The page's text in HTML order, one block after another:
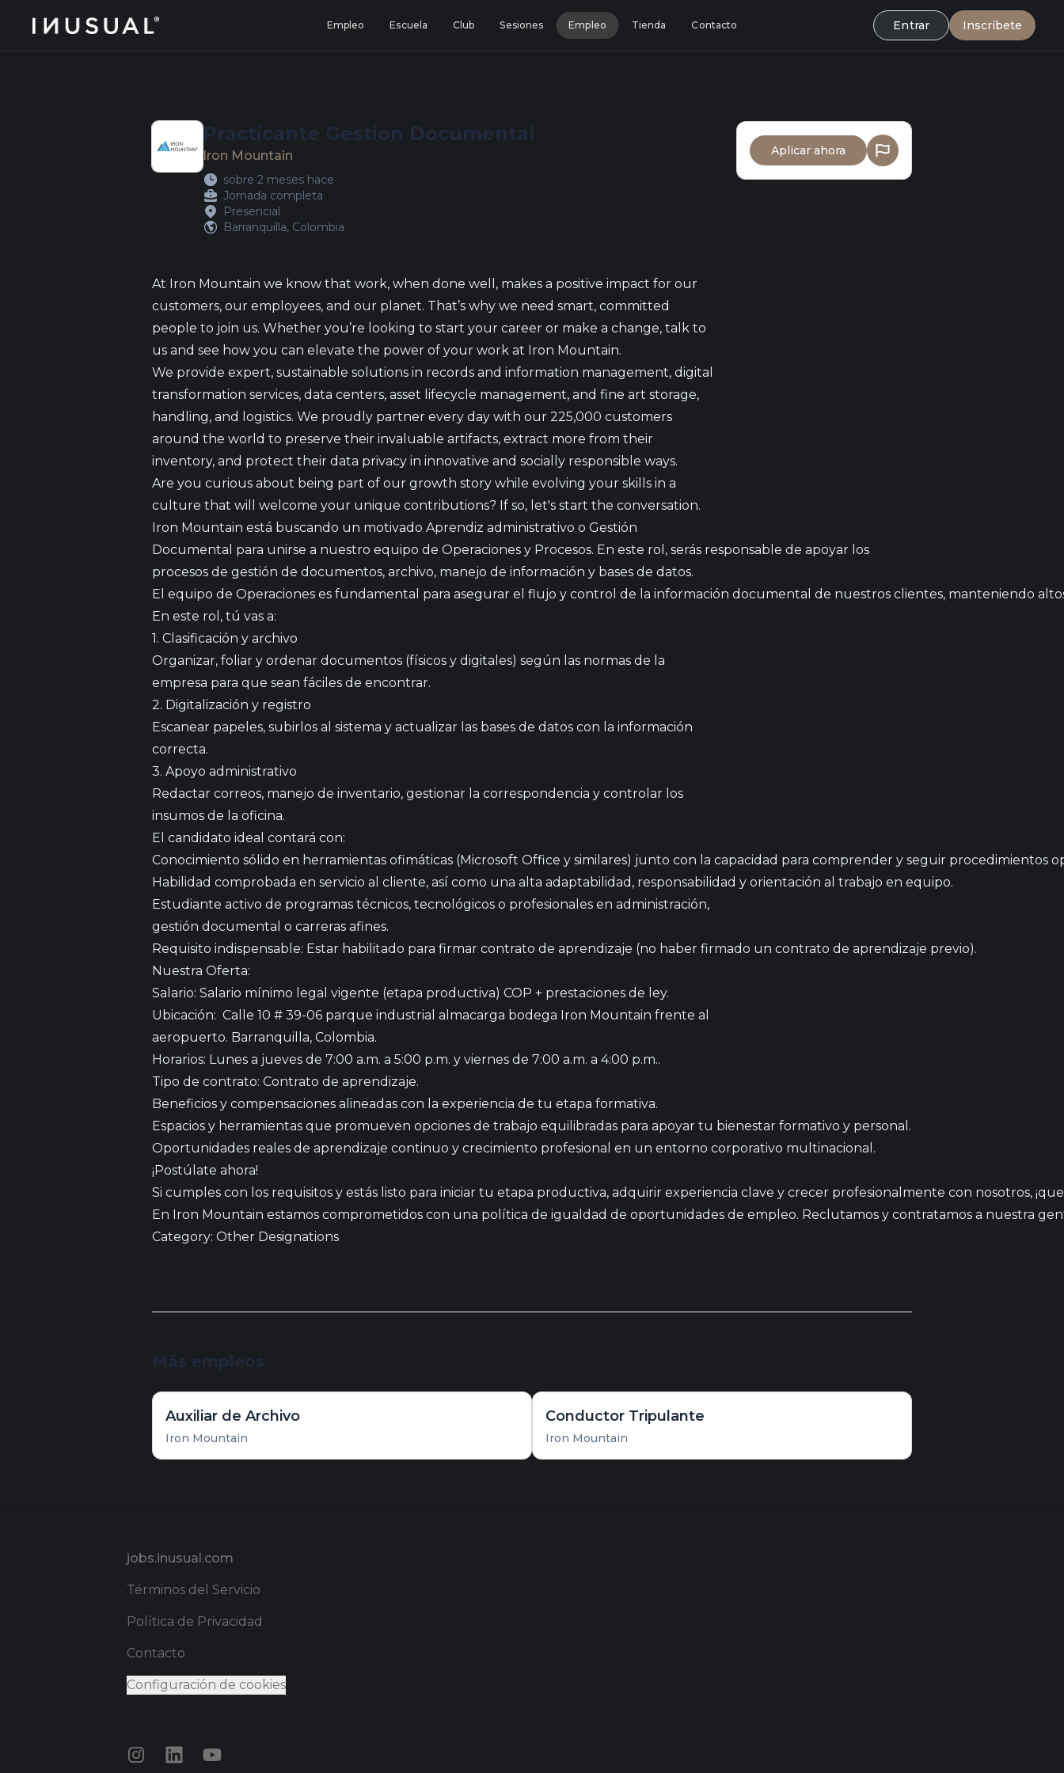
jobs.inusual.com Empleo Escuela Club Sesiones Empleo Tienda Contacto Entrar Inscríbete
Practicante Gestion Documental
Iron Mountain
sobre 2 meses hace
Jornada completa
Presencial
Barranquilla, Colombia
At Iron Mountain we know that work, when done well, makes a positive impact for our
customers, our employees, and our planet. That’s why we need smart, committed
people to join us. Whether you’re looking to start your career or make a change, talk to
us and see how you can elevate the power of your work at Iron Mountain.
We provide expert, sustainable solutions in records and information management, digital
transformation services, data centers, asset lifecycle management, and fine art storage,
handling, and logistics. We proudly partner every day with our 225,000 customers
around the world to preserve their invaluable artifacts, extract more from their
inventory, and protect their data privacy in innovative and socially responsible ways.
Are you curious about being part of our growth stor​y while evolving your skills in a
culture that will welcome your unique contributions? If so, let's start the conversation.
Iron Mountain está buscando un motivado Aprendiz administrativo o Gestión
Documental para unirse a nuestro equipo de Operaciones y Procesos. En este rol, serás responsable de apoyar los
procesos de gestión de documentos, archivo, manejo de información y bases de datos.
El equipo de Operaciones es fundamental para asegurar el flujo y control de la información documental de nuestros clientes, manteniendo
En este rol, tú vas a:
1. Clasificación y archivo
Organizar, foliar y ordenar documentos (físicos y digitales) según las normas de la
empresa para que sean fáciles de encontrar.
2. Digitalización y registro
Escanear papeles, subirlos al sistema y actualizar las bases de datos con la información
correcta.
3. Apoyo administrativo
Redactar correos, manejo de inventario, gestionar la correspondencia y controlar los
insumos de la oficina.
El candidato ideal contará con:
Conocimiento sólido en herramientas ofimáticas (Microsoft Office y similares) junto con la capacidad para comprender y seguir procedimientos
Habilidad comprobada en servicio al cliente, así como una alta adaptabilidad, responsabilidad y orientación al trabajo en equipo.
Estudiante activo de programas técnicos, tecnológicos o profesionales en administración,
gestión documental o carreras afines.
Requisito indispensable: Estar habilitado para firmar contrato de aprendizaje (no haber firmado un contrato de aprendizaje previo).
Nuestra Oferta:
Salario: Salario mínimo legal vigente (etapa productiva) COP + prestaciones de ley.
Ubicación: Calle 10 # 39-06 parque industrial almacarga bodega Iron Mountain frente al
aeropuerto. Barranquilla, Colombia.
Horarios: Lunes a jueves de 7:00 a.m. a 5:00 p.m. y viernes de 7:00 a.m. a 4:00 p.m..
Tipo de contrato: Contrato de aprendizaje.
Beneficios y compensaciones alineadas con la experiencia de tu etapa formativa.
Espacios y herramientas que promueven opciones de trabajo equilibradas para apoyar tu bienestar formativo y personal.
Oportunidades reales de aprendizaje continuo y crecimiento profesional en un entorno corporativo multinacional.
¡Postúlate ahora!
Si cumples con los requisitos y estás listo para iniciar tu etapa productiva, adquirir experiencia clave y crecer profesionalmente con nosotros,
En Iron Mountain estamos comprometidos con una política de igualdad de oportunidades de empleo. Reclutamos y contratamos a nuestra
Category: Other Designations
Aplicar ahora
Más empleos
Auxiliar de Archivo
Iron Mountain
Conductor Tripulante
Iron Mountain
jobs.inusual.com
Términos del Servicio
Política de Privacidad
Contacto
Configuración de cookies
InstagramLinkedInYouTube